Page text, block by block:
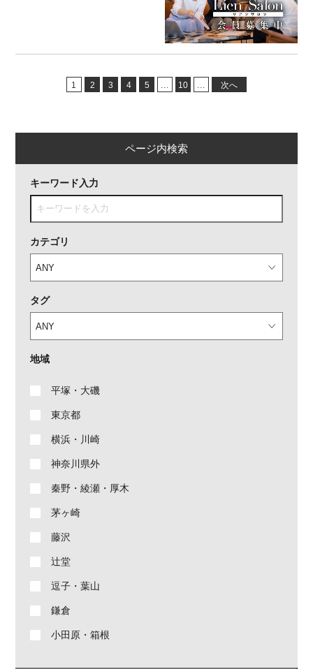
1 2 3 4 5 ... 10 ... 次へ
ページ内検索
キーワード入力
カテゴリ
タグ
地域
平塚・大磯
東京都
横浜・川崎
神奈川県外
秦野・綾瀬・厚木
茅ヶ崎
藤沢
辻堂
逗子・葉山
鎌倉
小田原・箱根